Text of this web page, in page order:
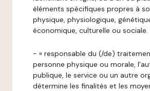
éléments spécifiques propres à
physique, physiologique,
économique, culturelle ou sociale.
- « responsable du (/de)
personne physique ou morale,
publique, le service ou un autre
détermine les finalités et les